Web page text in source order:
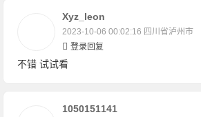
Xyz_leon
2023-10-06 00:02:16 四川省泸州市
登录回复
不错 试试看
1050151141